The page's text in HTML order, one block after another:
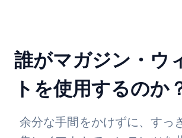
誰がマガジン・ウ
トを使用するのか
余分な手間をかけずに、すっ